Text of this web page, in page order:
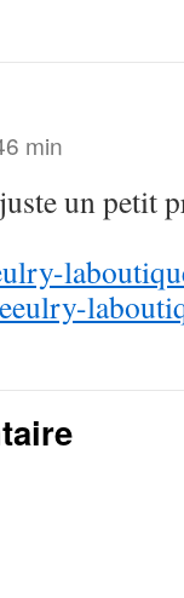
min
un petit